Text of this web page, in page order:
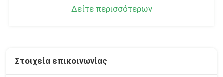
Δείτε περισσότερων
Στοιχεία επικοινωνίας